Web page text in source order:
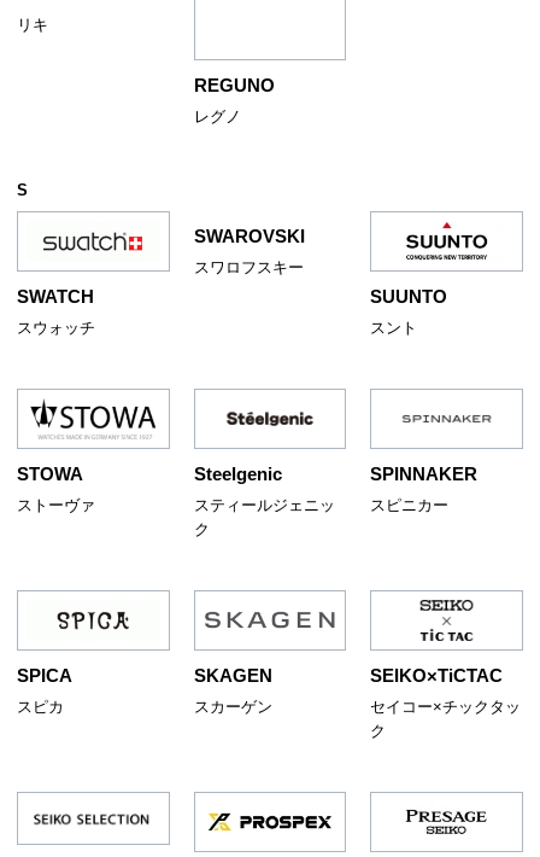
リキ
REGUNO
レグノ
S
SWATCH
スウォッチ
SWAROVSKI
スワロフスキー
SUUNTO
スント
STOWA
ストーヴァ
Steelgenic
スティールジェニッ
ク
SPINNAKER
スピニカー
SPICA
スピカ
SKAGEN
スカーゲン
SEIKO×TiCTAC
セイコー×チックタッ
ク